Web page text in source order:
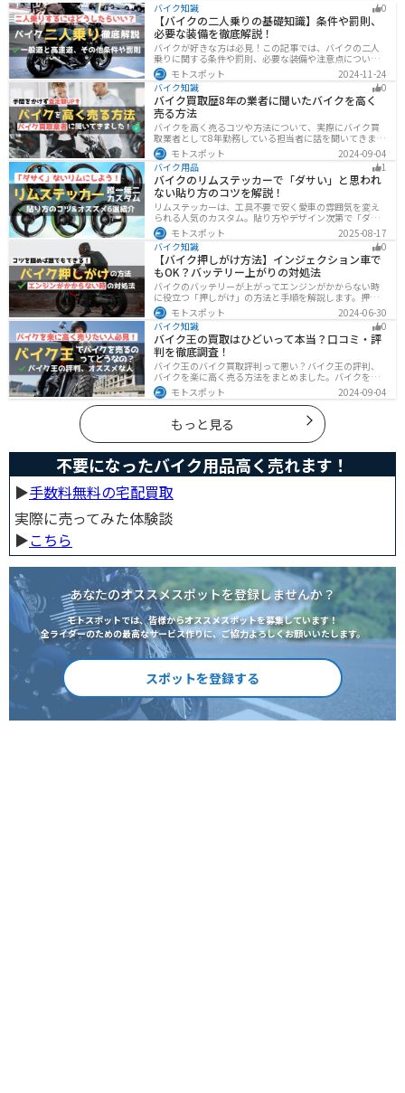
バイク知識 0
【バイクの二人乗りの基礎知識】条件や罰則、
必要な装備を徹底解説！
バイクが好きな方は必見！この記事では、バイクの二人
乗りに関する条件や罰則、必要な装備や注意点について
解説しています。実はバイクの二人乗りを安全に楽しむ
ためには、条件やルールを知ることが大切です。この記
事を読めば、安全で快適なライディングを楽しめます。
モトスポット
2024-11-24
バイク知識
0
バイク買取歴8年の業者に聞いたバイクを高く
売る方法
バイクを高く売るコツや方法について、実際にバイク買
取業者として8年勤務している担当者に話を聞いてきまし
た！高く買い取ってもらえるバイクの特徴や業者がどの
くらい利益を上乗せしているかなど、バイクを売ろうと
している人は必見の内容になっています。
モトスポット
2024-09-04
バイク用品
1
バイクのリムステッカーで「ダサい」と思われ
ない貼り方のコツを解説！
リムステッカーは、工具不要で安く愛車の雰囲気を変え
られる人気のカスタム。貼り方やデザイン次第で「ダサ
い」仕上がりになることも。本記事では失敗例や選び
方、きれいに貼るコツからおすすめ商品まで詳しく紹
介。初心者でも安心して足回りをカッコよくドレスアッ
プできます。
モトスポット
2025-08-17
バイク知識
0
【バイク押しがけ方法】インジェクション車で
もOK？バッテリー上がりの対処法
バイクのバッテリーが上がってエンジンがかからない時
に役立つ「押しがけ」の方法と手順を解説します。押し
がけができるバイクとできないバイクがあるので、自分
のバイクができるのか確認しておきましょう。
モトスポット
2024-06-30
バイク知識
0
バイク王の買取はひどいって本当？口コミ・評
判を徹底調査！
バイク王のバイク買取評判って悪い？バイク王の評判、
バイクを楽に高く売る方法をまとめました。バイクを売
却しようと考えている方は、是非参考にしてください。
モトスポット 2024-09-04
もっと見る
不要になったバイク用品高く売れます！
▶︎手数料無料の宅配買取
実際に売ってみた体験談
▶︎こちら
あなたのオススメスポットを登録しませんか？
モトスポットでは、皆様からオススメスポットを募集しています！
全ライダーのための最高なサービス作りに、ご協力よろしくお願いいたします。
スポットを登録する